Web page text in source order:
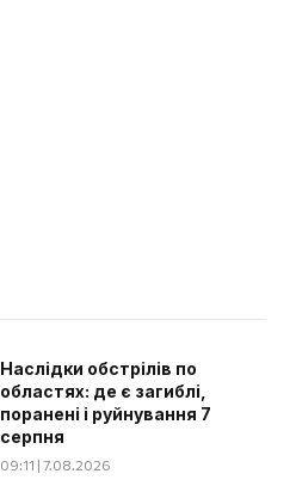
Наслідки обстрілів по
областях: де є загиблі,
поранені і руйнування 7
серпня
09:11 | 7.08.2026